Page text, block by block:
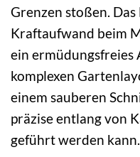
Grenzen stoßen.
Kraftaufwand beim
ein ermüdungsfreies
komplexen
einem sauberen
präzise entlang von
geführt werden kann.